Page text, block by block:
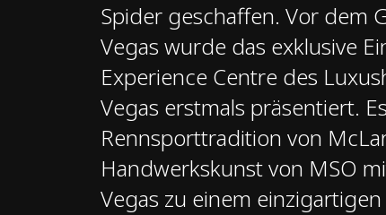
Spider geschaffen. Vor dem
Vegas wurde das exklusive
Experience Centre des
Vegas erstmals präsentiert.
Rennsporttradition von
Handwerkskunst von MSO
Vegas zu einem